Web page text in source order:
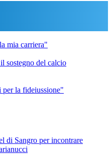
mia carriera"
sostegno del calcio
per la fideiussione"
di Sangro per incontrare